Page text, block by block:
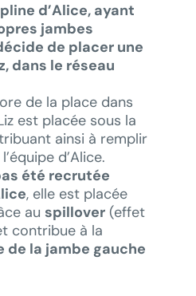
d’Alice, ayant
jambes
de placer une
dans le réseau
de la place dans
est placée sous la
ainsi à remplir
d’Alice.
été recrutée
, elle est placée
au spillover (effet
contribue à la
de la jambe gauche